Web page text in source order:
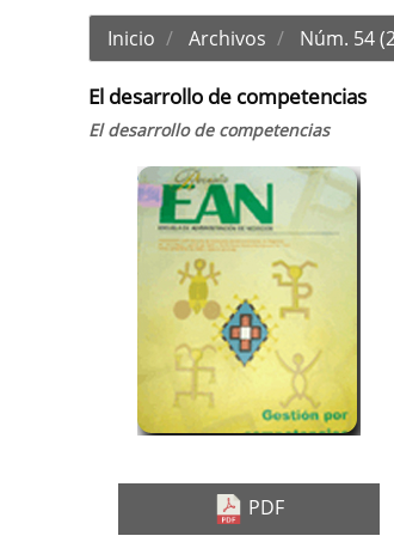
Inicio Archivos Núm. 54
El desarrollo de competencias
El desarrollo de competencias
Barra
lateral
artículo
PDF